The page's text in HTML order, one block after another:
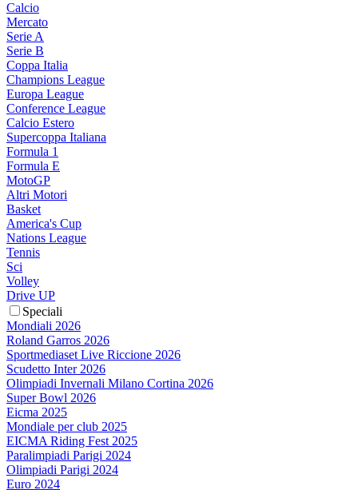
Calcio
Mercato
Serie A
Serie B
Coppa Italia
Champions League
Europa League
Conference League
Calcio Estero
Supercoppa Italiana
Formula 1
Formula E
MotoGP
Altri Motori
Basket
America's Cup
Nations League
Tennis
Sci
Volley
Drive UP
Speciali
Mondiali 2026
Roland Garros 2026
Sportmediaset Live Riccione 2026
Scudetto Inter 2026
Olimpiadi Invernali Milano Cortina 2026
Super Bowl 2026
Eicma 2025
Mondiale per club 2025
EICMA Riding Fest 2025
Paralimpiadi Parigi 2024
Olimpiadi Parigi 2024
Euro 2024